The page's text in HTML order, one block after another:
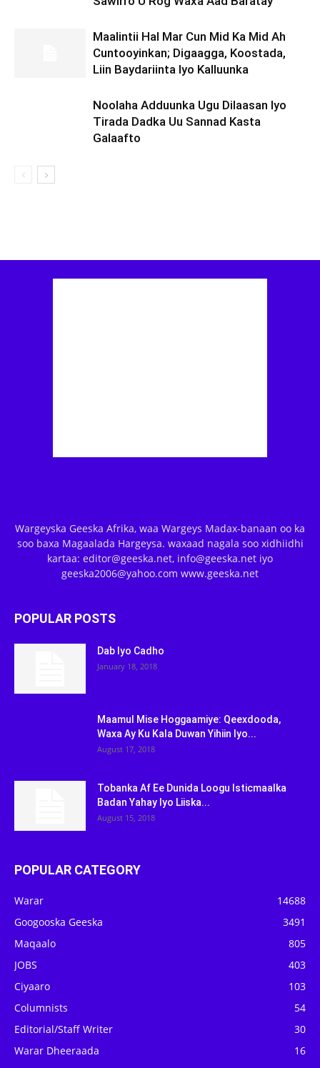
Maalintii Hal Mar Cun Mid Ka Mid Ah
Cuntooyinkan; Digaagga, Koostada,
Liin Baydariinta Iyo Kalluunka
Noolaha Adduunka Ugu Dilaasan Iyo
Tirada Dadka Uu Sannad Kasta
Galaafto
Wargeyska Geeska Afrika, waa Wargeys Madax-banaan oo ka
soo baxa Magaalada Hargeysa. waxaad nagala soo xidhiidhi
kartaa: editor@geeska.net, info@geeska.net iyo
geeska2006@yahoo.com www.geeska.net
POPULAR POSTS
Dab Iyo Cadho
January 18, 2018
Maamul Mise Hoggaamiye: Qeexdooda,
Waxa Ay Ku Kala Duwan Yihiin Iyo...
August 17, 2018
Tobanka Af Ee Dunida Loogu Isticmaalka
Badan Yahay Iyo Liiska...
August 15, 2018
POPULAR CATEGORY
Warar
14688
Googooska Geeska
3491
Maqaalo
805
JOBS
403
Ciyaaro
103
Columnists
54
Editorial/Staff Writer
30
Warar Dheeraada
16